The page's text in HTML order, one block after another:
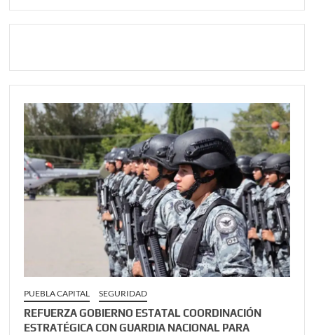
PUEBLA CAPITAL SEGURIDAD
REFUERZA GOBIERNO ESTATAL COORDINACIÓN
ESTRATÉGICA CON GUARDIA NACIONAL PARA